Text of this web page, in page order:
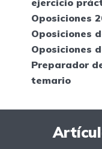
ejercicio
Oposiciones
Oposiciones
Oposiciones
Preparador
temario